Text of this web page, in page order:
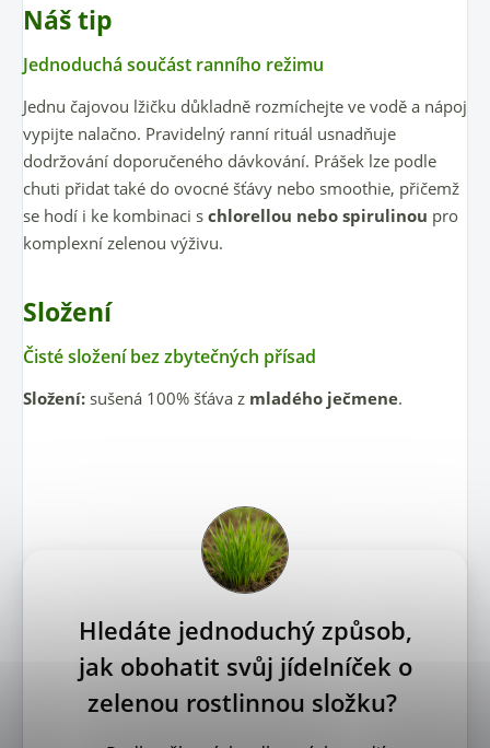
Náš tip
Jednoduchá součást ranního režimu
Jednu čajovou lžičku důkladně rozmíchejte ve vodě a nápoj
vypijte nalačno. Pravidelný ranní rituál usnadňuje
dodržování doporučeného dávkování. Prášek lze podle
chuti přidat také do ovocné šťávy nebo smoothie, přičemž
se hodí i ke kombinaci s chlorellou nebo spirulinou pro
komplexní zelenou výživu.
Složení
Čisté složení bez zbytečných přísad
Složení: sušená 100% šťáva z mladého ječmene.
Hledáte jednoduchý způsob,
jak obohatit svůj jídelníček o
zelenou rostlinnou složku?